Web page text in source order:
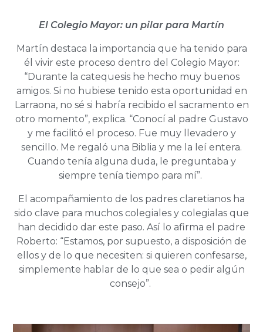
El Colegio Mayor: un pilar para Martín
Martín destaca la importancia que ha tenido para
él vivir este proceso dentro del Colegio Mayor:
“Durante la catequesis he hecho muy buenos
amigos. Si no hubiese tenido esta oportunidad en
Larraona, no sé si habría recibido el sacramento en
otro momento”, explica. “Conocí al padre Gustavo
y me facilitó el proceso. Fue muy llevadero y
sencillo. Me regaló una Biblia y me la leí entera.
Cuando tenía alguna duda, le preguntaba y
siempre tenía tiempo para mí”.
El acompañamiento de los padres claretianos ha
sido clave para muchos colegiales y colegialas que
han decidido dar este paso. Así lo afirma el padre
Roberto: “Estamos, por supuesto, a disposición de
ellos y de lo que necesiten: si quieren confesarse,
simplemente hablar de lo que sea o pedir algún
consejo”.